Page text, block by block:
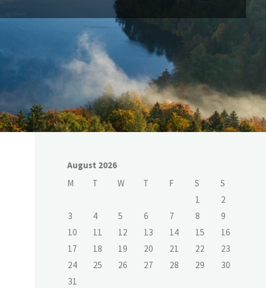
August 2026
M
T W T F S S
1
2
3
4 5 6 7 8
9
10
11 12 13 14 15
16
17
18 19 20 21 22
23
24
25 26 27 28 29
30
31